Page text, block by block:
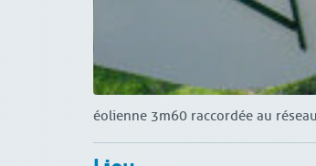
éolienne 3m60 raccordée au